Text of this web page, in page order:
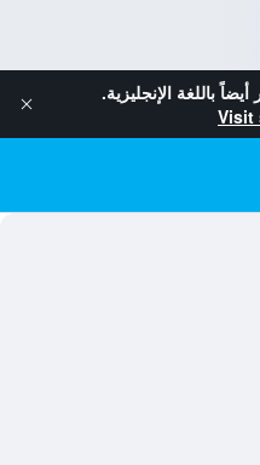
أيضاً باللغة الإنجليزية.
Visit